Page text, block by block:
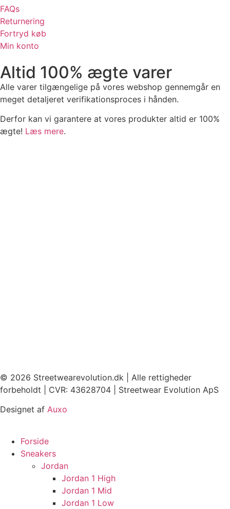
FAQs
Returnering
Fortryd køb
Min konto
Altid 100% ægte varer
Alle varer tilgængelige på vores webshop gennemgår en
meget detaljeret verifikationsproces i hånden.
Derfor kan vi garantere at vores produkter altid er 100%
ægte! Læs mere.
© 2026 Streetwearevolution.dk | Alle rettigheder
forbeholdt | CVR: 43628704 | Streetwear Evolution ApS
Designet af Auxo
Forside
Sneakers
Jordan
Jordan 1 High
Jordan 1 Mid
Jordan 1 Low